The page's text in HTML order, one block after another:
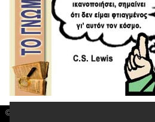
© 3kala News | Διακριτικός Τίτλος: